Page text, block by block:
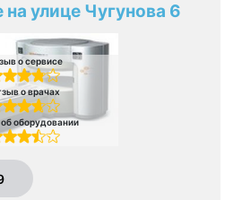
улице Чугунова 6
о сервисе
о врачах
оборудовании